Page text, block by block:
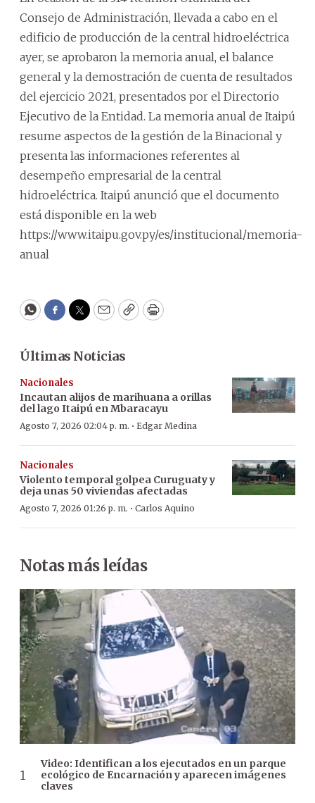
Consejo de Administración, llevada a cabo en el
edificio de producción de la central hidroeléctrica
ayer, se aprobaron la memoria anual, el balance
general y la demostración de cuenta de resultados
del ejercicio 2021, presentados por el Directorio
Ejecutivo de la Entidad. La memoria anual de Itaipú
resume aspectos de la gestión de la Binacional y
presenta las informaciones referentes al
desempeño empresarial de la central
hidroeléctrica. Itaipú anunció que el documento
está disponible en la web
https://www.itaipu.gov.py/es/institucional/memoria-
anual
WhatsApp
Facebook
Twitter
EmailCopyPrint
Últimas Noticias
Nacionales
Incautan alijos de marihuana a orillas
del lago Itaipú en Mbaracayu
Agosto 7, 2026 02:04 p. m. · Edgar Medina
Nacionales
Violento temporal golpea Curuguaty y
deja unas 50 viviendas afectadas
Agosto 7, 2026 01:26 p. m. · Carlos Aquino
Notas más leídas
Video: Identifican a los ejecutados en un parque
ecológico de Encarnación y aparecen imágenes
claves